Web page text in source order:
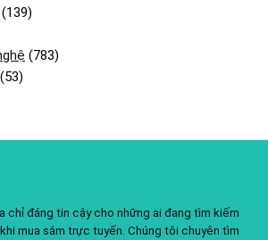
(139)
(783)
(53)
chỉ đáng tin cậy cho những ai đang tìm kiếm
mua sắm trực tuyến. Chúng tôi chuyên tìm